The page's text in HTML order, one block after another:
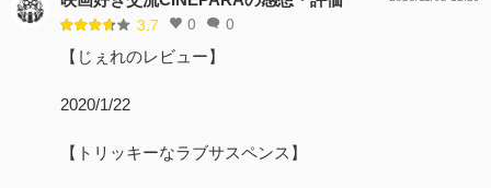
3.7 0 0
【じぇれのレビュー】
2020/1/22
【トリッキーなラブサスペンス】